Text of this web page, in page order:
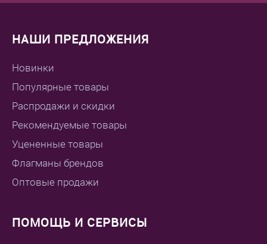
НАШИ ПРЕДЛОЖЕНИЯ
Новинки
Популярные товары
Распродажи и скидки
Рекомендуемые товары
Уцененные товары
Флагманы брендов
Оптовые продажи
ПОМОЩЬ И СЕРВИСЫ